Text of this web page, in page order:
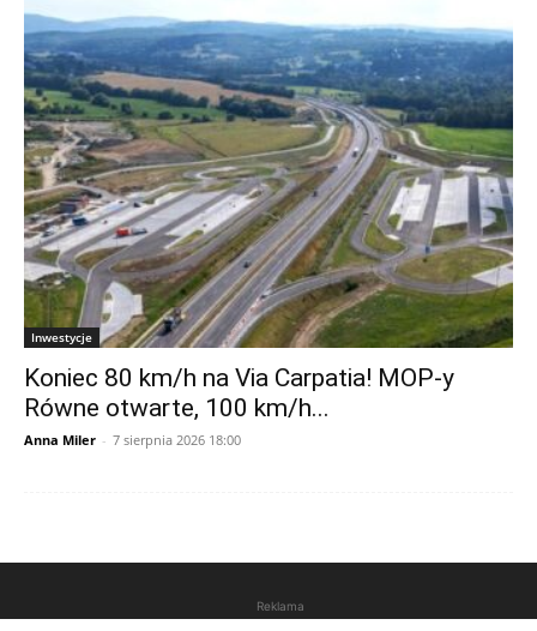
Inwestycje
Koniec 80 km/h na Via Carpatia! MOP-y
Równe otwarte, 100 km/h...
Anna Miler - 7 sierpnia 2026 18:00
Reklama